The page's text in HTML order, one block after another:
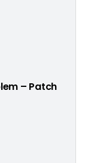
– Patch